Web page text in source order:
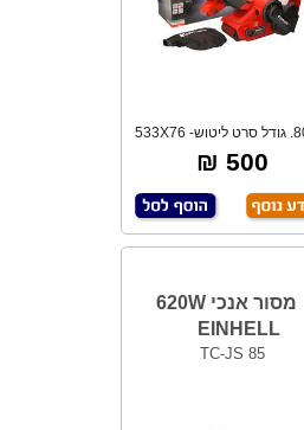
800W. גודל סרט ליטוש- 533X76
מ"מ. משק
500 ₪
מסור אנכי 620W
EINHELL
TC-JS 85